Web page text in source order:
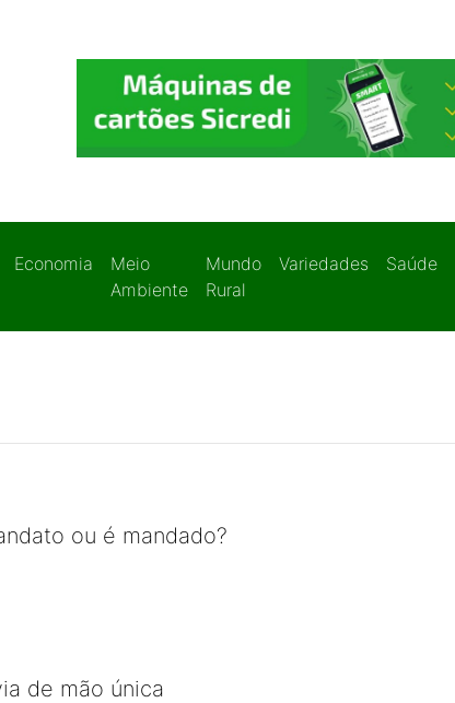
Economia
Meio
Ambiente
Mundo
Rural
Variedades Saúde
ou é mandado?
de mão única